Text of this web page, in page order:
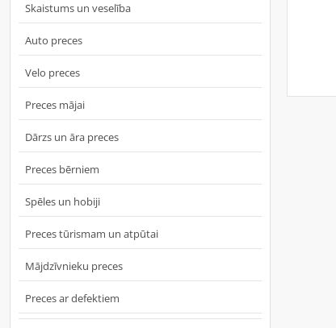
Skaistums un veselība
Auto preces
Velo preces
Preces mājai
Dārzs un āra preces
Preces bērniem
Spēles un hobiji
Preces tūrismam un atpūtai
Mājdzīvnieku preces
Preces ar defektiem